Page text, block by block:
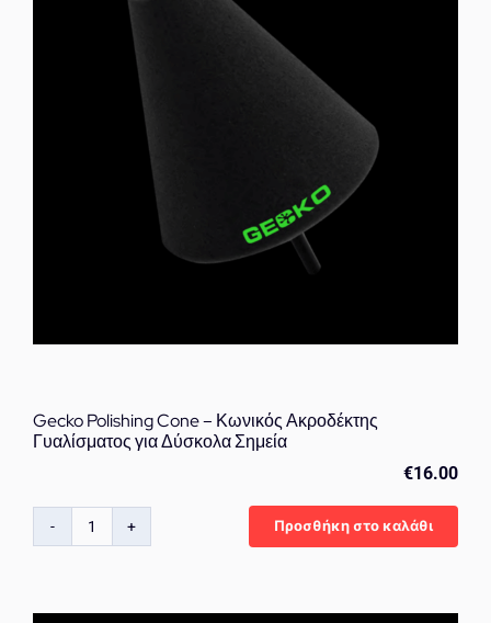
Gecko Polishing Cone – Κωνικός Ακροδέκτης
Γυαλίσματος για Δύσκολα Σημεία
€16.00
Gecko
–
Προσθήκη στο καλάθι